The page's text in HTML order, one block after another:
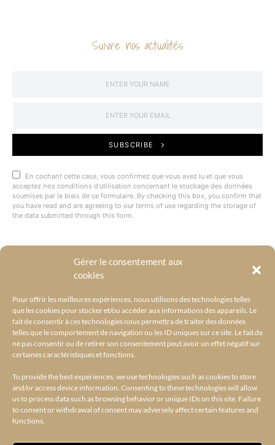
Gérer le consentement aux
cookies
Pour offrir les meilleures expériences, nous utilisons des technologies telles
que les cookies pour stocker et/ou accéder aux informations des appareils. Le
fait de consentir à ces technologies nous permettra de traiter des données
telles que le comportement de navigation ou les ID uniques sur ce site. Le fait de
ne pas consentir ou de retirer son consentement peut avoir un effet négatif sur
certaines caractéristiques et fonctions.
To provide the best experiences, we use technologies such as cookies to store
and/or access device information. Consenting to these technologies will allow
us to process data such as browsing behavior or unique IDs on this site. Failure
to consent or withdrawal of consent may adversely affect certain features and
functions.
Suivre nos actualités
SUBSCRIBE
En cochant cette case, vous confirmez que vous avez lu et que vous
acceptez nos conditions d'utilisation concernant le stockage des données
soumises par le biais de ce formulaire. By checking this box, you confirm that
you have read and are agreeing to our terms of use regarding the storage of
the data submitted through this form.
@BYRACKEL